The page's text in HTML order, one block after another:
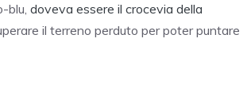
blu, doveva essere il crocevia della
il terreno perduto per poter puntare